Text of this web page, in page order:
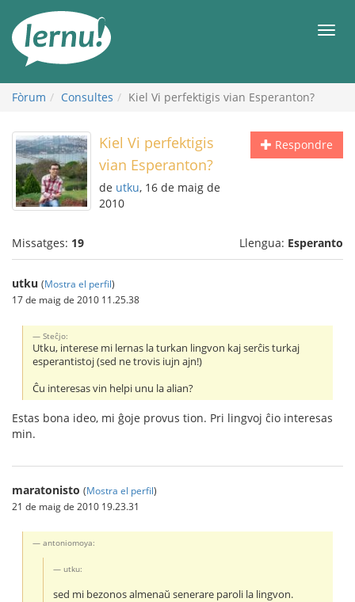
contingut
Fòrum Consultes Kiel Vi perfektigis vian Esperanton?
Respondre
Kiel Vi perfektigis
vian Esperanton?
de utku, 16 de maig de
2010
Missatges: 19 Llengua: Esperanto
utku (Mostra el perfil)
17 de maig de 2010 11.25.38
Steĉjo:
Utku, interese mi lernas la turkan lingvon kaj serĉis turkaj
esperantistoj (sed ne trovis iujn ajn!)
Ĉu interesas vin helpi unu la alian?
Estas bona ideo, mi ĝoje provus tion. Pri lingvoj ĉio interesas
min.
maratonisto (Mostra el perfil)
21 de maig de 2010 19.23.31
antoniomoya:
utku:
sed mi bezonos almenaŭ senerare paroli la lingvon.